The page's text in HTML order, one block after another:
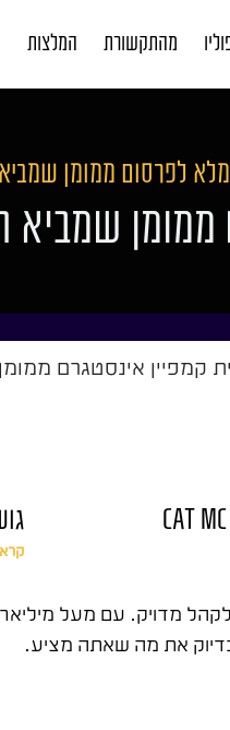
מהתקשורת המלצות
לפרסום ממומן
שמביא
קמפיין אינסטגרם
CAT
לקהל מדויק. עם מעל
את מה שאתה מציע.